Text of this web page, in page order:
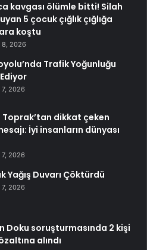
kavgası ölümle bitti! Silah
5 çocuk çığlık çığlığa
koştu
8, 2026
Trafik Yoğunluğu
2026
Toprak’tan dikkat çeken
İyi insanların dünyası
2026
Yağış Duvarı Çöktürdü
2026
Doku soruşturmasında 2 kişi
alındı